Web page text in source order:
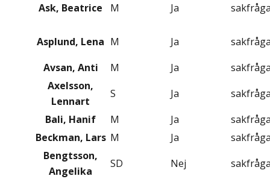
Ask, Beatrice M Ja
Asplund, Lena M Ja
Avsan, Anti
M Ja
Axelsson,
Lennart
S Ja
Bali, Hanif
M Ja
Beckman, Lars M Ja
Bengtsson,
Angelika
SD Nej